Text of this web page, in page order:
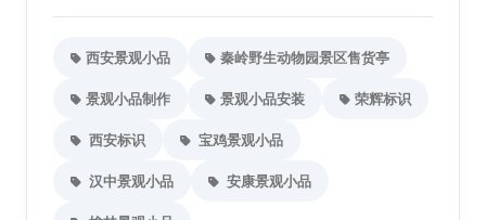
西安景观小品 秦岭野生动物园景区售货亭
景观小品制作 景观小品安装 荣辉标识
西安标识 宝鸡景观小品
汉中景观小品 安康景观小品